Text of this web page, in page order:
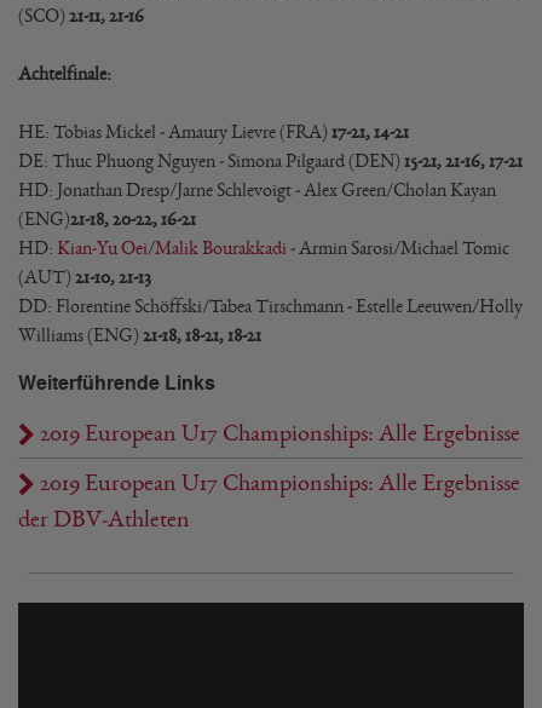
(SCO) 21-11, 21-16
Achtelfinale:
HE: Tobias Mickel - Amaury Lievre (FRA) 17-21, 14-21
DE: Thuc Phuong Nguyen - Simona Pilgaard (DEN) 15-21, 21-16, 17-21
HD: Jonathan Dresp/Jarne Schlevoigt - Alex Green/Cholan Kayan
(ENG)21-18, 20-22, 16-21
HD: Kian-Yu Oei/Malik Bourakkadi - Armin Sarosi/Michael Tomic
(AUT) 21-10, 21-13
DD: Florentine Schöffski/Tabea Tirschmann - Estelle Leeuwen/Holly
Williams (ENG) 21-18, 18-21, 18-21
Weiterführende Links
2019 European U17 Championships: Alle Ergebnisse
2019 European U17 Championships: Alle Ergebnisse
der DBV-Athleten